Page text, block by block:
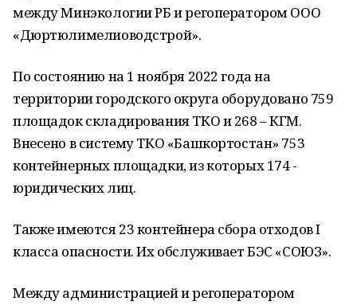
между Минэкологии РБ и регоператором ООО
«Дюртюлимелиоводстрой».
По состоянию на 1 ноября 2022 года на
территории городского округа оборудовано 759
площадок складирования ТКО и 268 – КГМ.
Внесено в систему ТКО «Башкортостан» 753
контейнерных площадки, из которых 174 -
юридических лиц.
Также имеются 23 контейнера сбора отходов I
класса опасности. Их обслуживает БЭС «СОЮЗ».
Между администрацией и регоператором